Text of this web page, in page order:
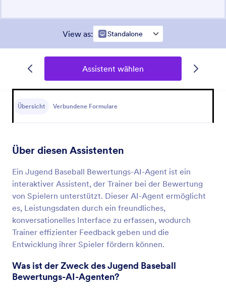
View as: Standalone
Assistent wählen
Übersicht Verbundene Formulare
Über diesen Assistenten
Ein Jugend Baseball Bewertungs-AI-Agent ist ein
interaktiver Assistent, der Trainer bei der Bewertung
von Spielern unterstützt. Dieser AI-Agent ermöglicht
es, Leistungsdaten durch ein freundliches,
konversationelles Interface zu erfassen, wodurch
Trainer effizienter Feedback geben und die
Entwicklung ihrer Spieler fördern können.
Was ist der Zweck des Jugend Baseball
Bewertungs-AI-Agenten?